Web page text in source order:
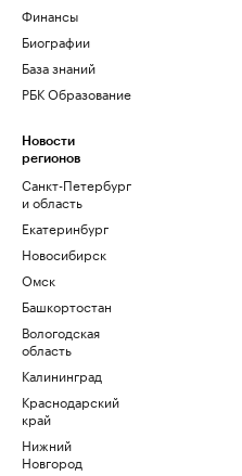
Финансы
Биографии
База знаний
РБК Образование
Новости
регионов
Санкт-Петербург
и область
Екатеринбург
Новосибирск
Омск
Башкортостан
Вологодская
область
Калининград
Краснодарский
край
Нижний
Новгород